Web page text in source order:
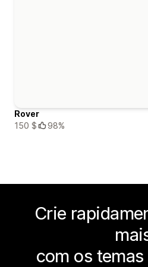
Rover
150 $
98%
Crie
com os